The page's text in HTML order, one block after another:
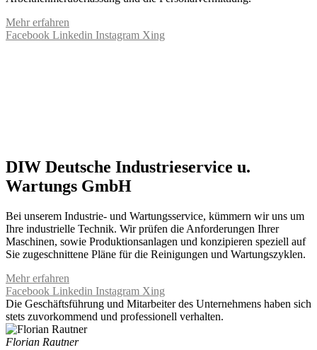
Mehr erfahren
Facebook Linkedin Instagram Xing
DIW Deutsche Industrieservice u.
Wartungs GmbH
Bei unserem Industrie- und Wartungsservice, kümmern wir uns um
Ihre industrielle Technik. Wir prüfen die Anforderungen Ihrer
Maschinen, sowie Produktionsanlagen und konzipieren speziell auf
Sie zugeschnittene Pläne für die Reinigungen und Wartungszyklen.
Mehr erfahren
Facebook Linkedin Instagram Xing
Die Geschäftsführung und Mitarbeiter des Unternehmens haben sich
stets zuvorkommend und professionell verhalten.
Florian Rautner